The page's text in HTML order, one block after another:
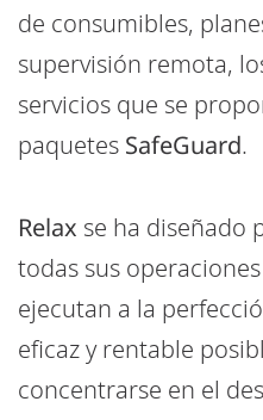
de consumibles,
supervisión remota,
servicios que se
paquetes SafeGuard.
Relax se ha diseñado
todas sus
ejecutan a la
eficaz y rentable
concentrarse en el